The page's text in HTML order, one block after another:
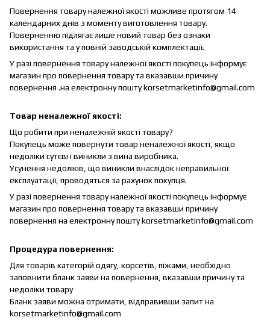
Повернення товару належної якості можливе протягом 14
календарних днів з моменту виготовлення товару.
Поверненню підлягає лише новий товар без ознаки
використання та у повній заводській комплектації.
У разі повернення товару належної якості покупець інформує
магазин про повернення товару та вказавши причину
повернення .на електронну пошту korsetmarketinfo@gmail.com
Товар неналежної якості:
Що робити при неналежній якості товару?
Покупець може повернути товар неналежної якості, якщо
недоліки сутєві і виникли з вина виробника.
Усунення недоліків, що виникли внаслідок неправильної
експлуатації, проводяться за рахунок покупця.
У разі повернення товару належної якості покупець інформує
магазин про повернення товару та вказавши причину
повернення на електронну пошту korsetmarketinfo@gmail.com
Процедура повернення:
Для товарів категорій одягу, корсетів, піжами, необхідно
заповнити бланк заяви на повернення, вказавши причину та
недоліки товару
Бланк заяви можна отримати, відправивши запит на
korsetmarketinfo@gmail.com